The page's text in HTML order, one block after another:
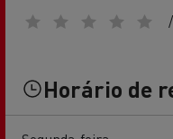
Horário de